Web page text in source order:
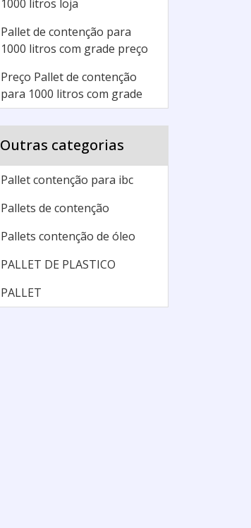
1000 litros loja
Pallet de contenção para
1000 litros com grade preço
Preço Pallet de contenção
para 1000 litros com grade
Outras categorias
Pallet contenção para ibc
Pallets de contenção
Pallets contenção de óleo
PALLET DE PLASTICO
PALLET